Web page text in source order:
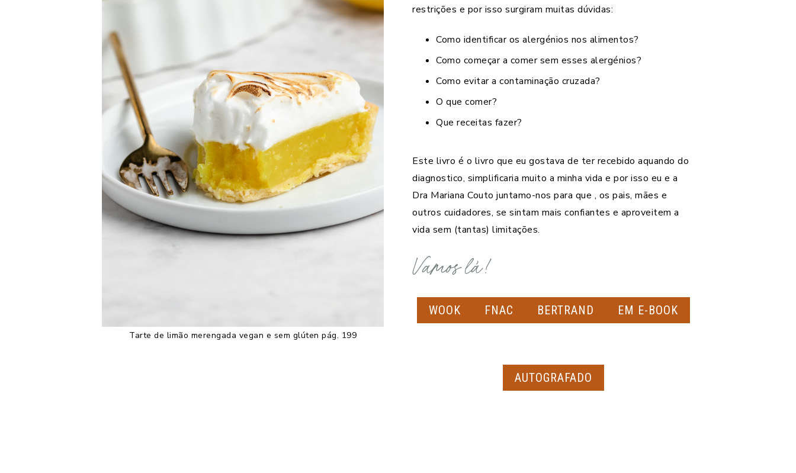
Tarte de limão merengada vegan e sem glúten pág. 199
restrições e por isso surgiram muitas dúvidas:
Como identificar os alergénios nos alimentos?
Como começar a comer sem esses alergénios?
Como evitar a contaminação cruzada?
O que comer?
Que receitas fazer?
Este livro é o livro que eu gostava de ter recebido aquando do
diagnostico, simplificaria muito a minha vida e por isso eu e a
Dra Mariana Couto juntamo-nos para que , os pais, mães e
outros cuidadores, se sintam mais confiantes e aproveitem a
vida sem (tantas) limitações.
Vamos lá!
WOOK FNAC BERTRAND EM E-BOOK
AUTOGRAFADO